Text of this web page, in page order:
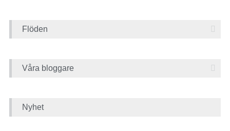
Flöden
Våra bloggare
Nyhet